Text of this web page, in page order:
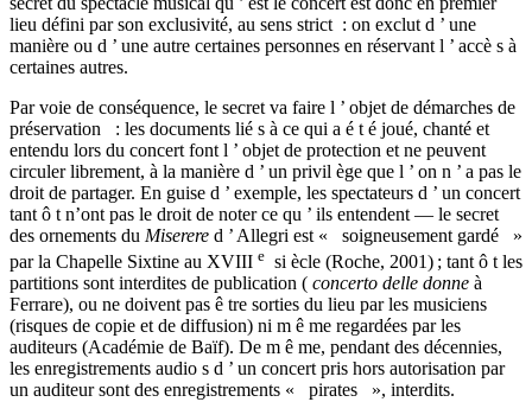
lieu défini par son exclusivité, au sens strict : on exclut d ’ une
manière ou d ’ une autre certaines personnes en réservant l ’ accè s à
certaines autres.
Par voie de conséquence, le secret va faire l ’ objet de démarches de
préservation : les documents lié s à ce qui a é t é joué, chanté et
entendu lors du concert font l ’ objet de protection et ne peuvent
circuler librement, à la manière d ’ un privil ège que l ’ on n ’ a pas le
droit de partager. En guise d ’ exemple, les spectateurs d ’ un concert
tant ô t n’ont pas le droit de noter ce qu ’ ils entendent — le secret
des ornements du Miserere d ’ Allegri est « soigneusement gardé »
par la Chapelle Sixtine au XVIII e si ècle (Roche, 2001) ; tant ô t les
partitions sont interdites de publication ( concerto delle donne à
Ferrare), ou ne doivent pas ê tre sorties du lieu par les musiciens
(risques de copie et de diffusion) ni m ê me regardées par les
auditeurs (Académie de Baïf). De m ê me, pendant des décennies,
les enregistrements audio s d ’ un concert pris hors autorisation par
un auditeur sont des enregistrements « pirates », interdits.